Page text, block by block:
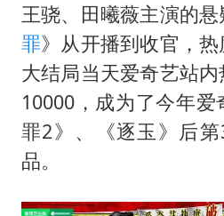
2025
王艺迪
上海
王骁、田曦薇主演的
罪》从开播到收官，
大结局当天爱奇艺站
10000，成为了今年
罪2》、《逐玉》后
品。